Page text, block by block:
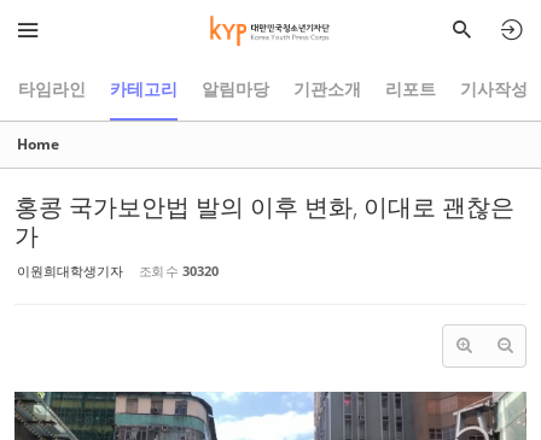
타임라인 카테고리 알림마당 기관소개 리포트 기사작성
Home
홍콩 국가보안법 발의 이후 변화, 이대로 괜찮은
가
이원희대학생기자 조회 수 30320